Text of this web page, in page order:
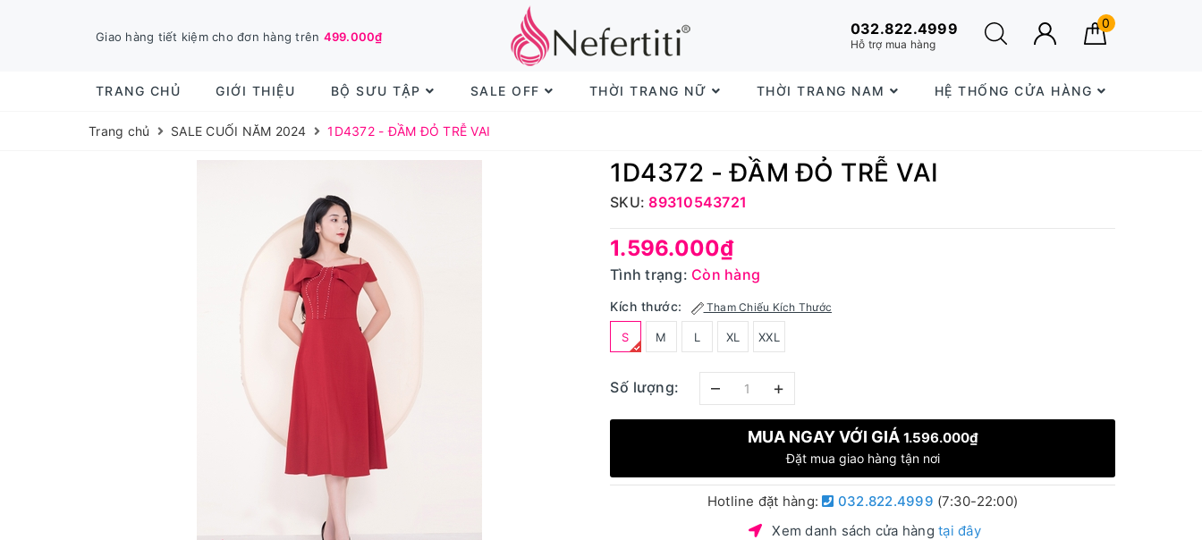
Giao hàng tiết kiệm cho đơn hàng trên 499.000₫ 032.822.4999
Hỗ trợ mua hàng
0
TRANG CHỦ GIỚI THIỆU BỘ SƯU TẬP SALE OFF THỜI TRANG NỮ THỜI TRANG NAM HỆ THỐNG CỬA HÀNG
Trang chủ SALE CUỐI NĂM 2024 1D4372 - ĐẦM ĐỎ TRỄ VAI
1D4372 - ĐẦM ĐỎ TRỄ VAI
SKU:89310543721
1.596.000₫
Tình trạng: Còn hàng
Kích thước: Tham Chiếu Kích Thước
S M L XL XXL
Số lượng: – +
MUA NGAY VỚI GIÁ 1.596.000₫
Đặt mua giao hàng tận nơi
Hotline đặt hàng: 032.822.4999 (7:30-22:00)
Xem danh sách cửa hàngtại đây